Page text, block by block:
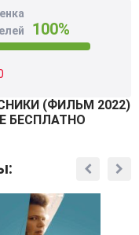
100%
(ФИЛЬМ 2022)
БЕСПЛАТНО